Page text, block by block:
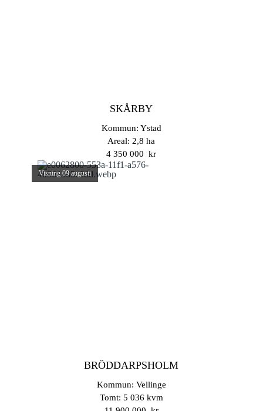
SKÅRBY
Kommun: Ystad
Areal: 2,8 ha
4 350 000 kr
Visning 09 augusti
BRÖDDARPSHOLM
Kommun: Vellinge
Tomt: 5 036 kvm